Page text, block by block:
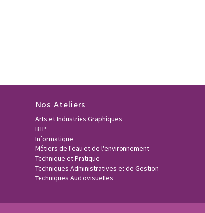
Nos Ateliers
Arts et Industries Graphiques
BTP
Informatique
Métiers de l'eau et de l'environnement
Technique et Pratique
Techniques Administratives et de Gestion
Techniques Audiovisuelles